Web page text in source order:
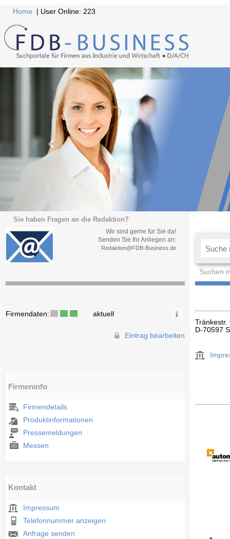
Home | User Online: 223
Sie haben Fragen an die Redaktion?
Wir sind gerne für Sie da!
Senden Sie Ihr Anliegen an:
Redaktion@FDB-Business.de
Suchen
Firmendaten: aktuell
Eintrag bearbeiten
Firmeninfo
Firmendetails
Produktinformationen
Pressemeldungen
Messen
Kontakt
Impressum
Telefonnummer anzeigen
Anfrage senden
Tränkestr.
D-70597